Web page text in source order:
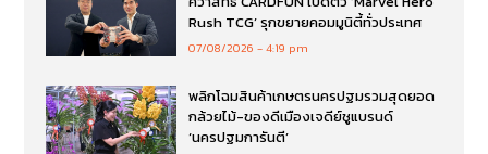
Rush TCG’ รุกขยายคอมมูนิตี้ทั่วประเทศ
07/08/2026 4:19 pm
พลิกโฉมสินค้าเกษตรนครปฐมรวมสุดยอด
กล้วยไม้-ของดีเมืองเจดีย์ชูแบรนด์
‘นครปฐมการันตี’